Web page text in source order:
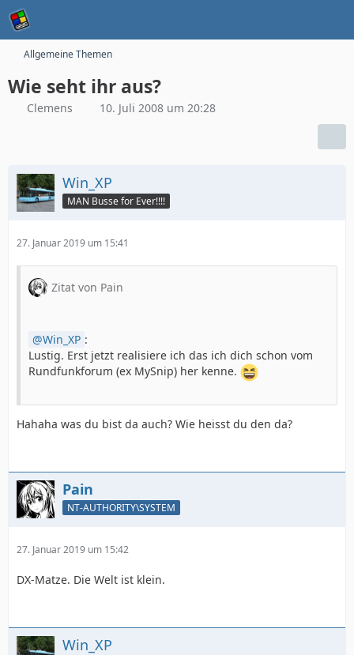
Allgemeine Themen
Wie seht ihr aus?
Clemens 10. Juli 2008 um 20:28
Win_XP
MAN Busse for Ever!!!!
27. Januar 2019 um 15:41
Zitat von Pain
Win_XP :
Lustig. Erst jetzt realisiere ich das ich dich schon vom
Rundfunkforum (ex MySnip) her kenne.
Hahaha was du bist da auch? Wie heisst du den da?
Pain
NT-AUTHORITY\SYSTEM
27. Januar 2019 um 15:42
DX-Matze. Die Welt ist klein.
Win_XP